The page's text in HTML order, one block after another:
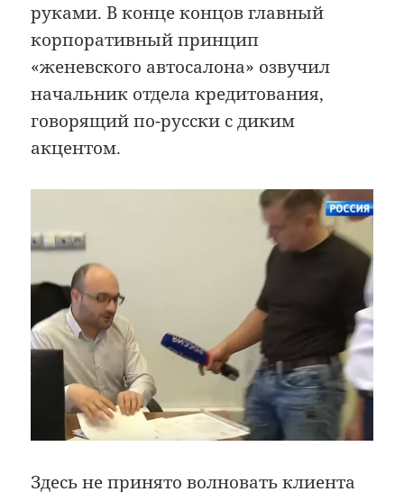
руками. В конце концов главный
корпоративный принцип
«женевского автосалона» озвучил
начальник отдела кредитования,
говорящий по-русски с диким
акцентом.
Здесь не принято волновать клиента